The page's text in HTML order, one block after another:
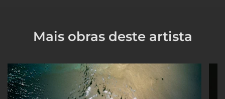
Mais obras deste artista